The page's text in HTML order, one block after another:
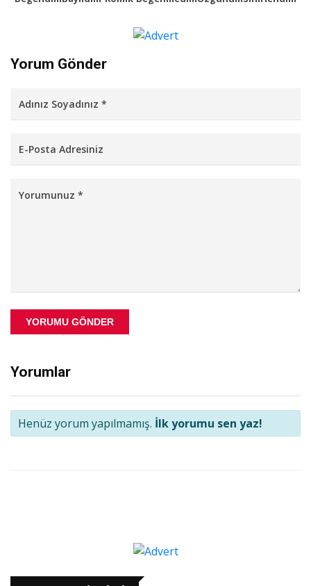
Yorum Gönder
YORUMU GÖNDER
Yorumlar
Henüz yorum yapılmamış. İlk yorumu sen yaz!